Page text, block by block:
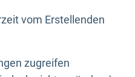
vom Erstellenden
zugreifen